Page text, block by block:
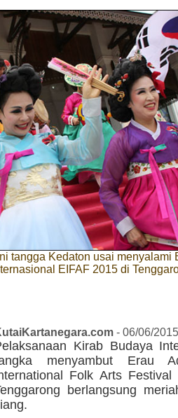
tangga Kedaton usai menyalami
EIFAF 2015 di
- 06/06/
Kirab Budaya
menyambut Erau
Folk Arts
berlangsung